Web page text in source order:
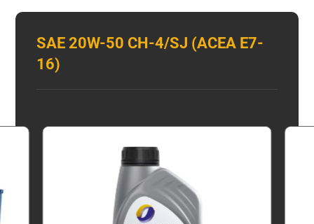
SAE 20W-50 CH-4/SJ (ACEA E7-
16)